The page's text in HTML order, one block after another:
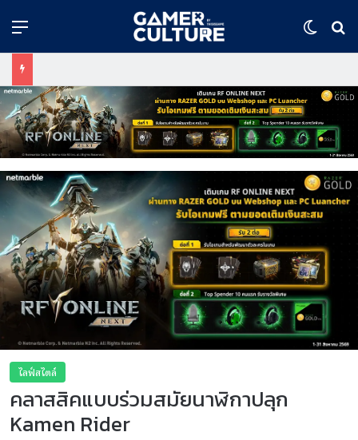
Menu
ไลฟ์สไตล์
คลาสสิคแบบร่วมสมัยนาฬิกาปลุก
Kamen Rider